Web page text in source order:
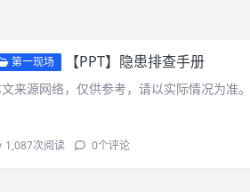
第一现场 【PPT】隐患排查手册
来源网络，仅供参考，请以实际情况为准。
1,087次阅读 0个评论